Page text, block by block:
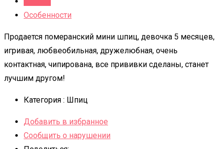
Особенности
Продается померанский мини шпиц, девочка 5 месяцев,
игривая, любвеобильная, дружелюбная, очень
контактная, чипирована, все прививки сделаны, станет
лучшим другом!
Категория : Шпиц
Добавить в избранное
Сообщить о нарушении